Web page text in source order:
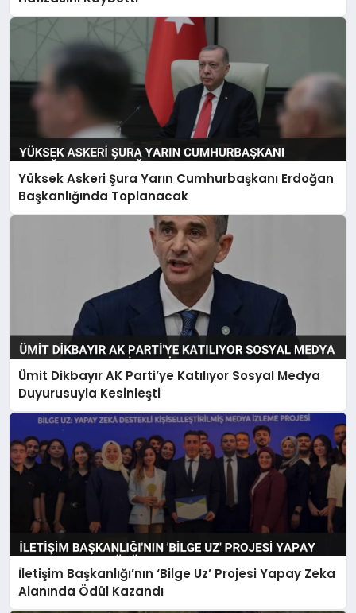
Yüksek Askeri Şura Yarın Cumhurbaşkanı Erdoğan
Başkanlığında Toplanacak
Ümit Dikbayır AK Parti’ye Katılıyor Sosyal Medya
Duyurusuyla Kesinleşti
İletişim Başkanlığı’nın ‘Bilge Uz’ Projesi Yapay Zeka
Alanında Ödül Kazandı